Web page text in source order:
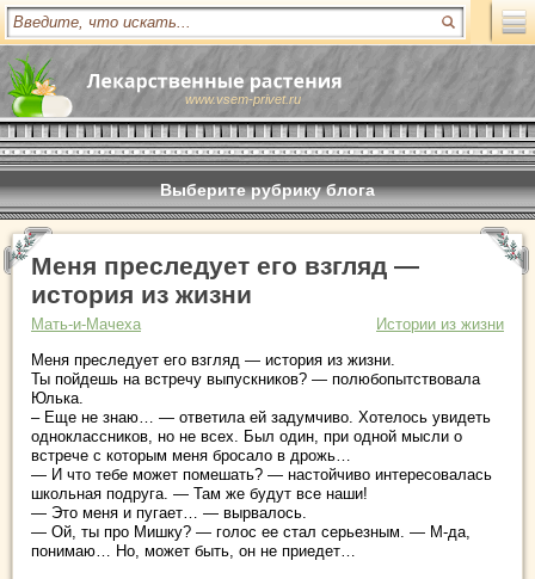
www.vsem-privet.ru
Выберите рубрику блога
Меня преследует его взгляд —
история из жизни
Мать-и-Мачеха
Истории из жизни
Меня преследует его взгляд — история из жизни.
Ты пойдешь на встречу выпускников? — полюбопытствовала
Юлька.
– Еще не знаю… — ответила ей задумчиво. Хотелось увидеть
одноклассников, но не всех. Был один, при одной мысли о
встрече с которым меня бросало в дрожь…
— И что тебе может помешать? — настойчиво интересовалась
школьная подруга. — Там же будут все наши!
— Это меня и пугает… — вырвалось.
— Ой, ты про Мишку? — голос ее стал серьезным. — М-да,
понимаю… Но, может быть, он не приедет…